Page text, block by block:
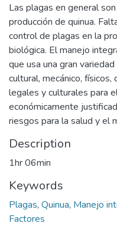
Las plagas en general
producción de quinua.
control de plagas en la
biológica. El manejo
que usa una gran
cultural, mecánico,
legales y culturales para
económicamente
riesgos para la salud y el
Description
1hr 06min
Keywords
Plagas, Quinua, Manejo
Factores